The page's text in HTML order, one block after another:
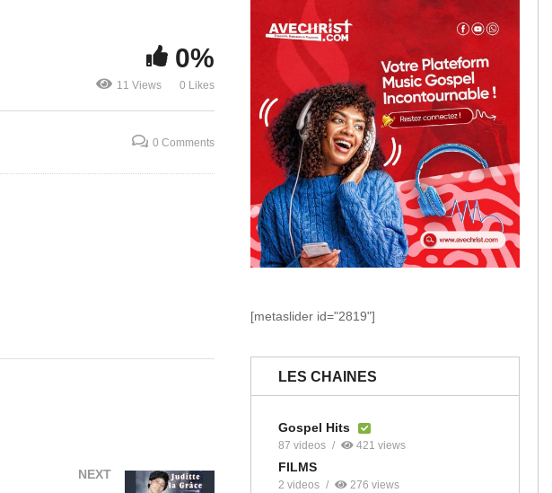
Jamais Seul
CONSUMING
VIDEO)
0%
11 Views 0 Likes
0 Comments
NEXT
[metaslider id="2819"]
LES CHAINES
Gospel Hits
87 videos 421 views
FILMS
2 videos 276 views